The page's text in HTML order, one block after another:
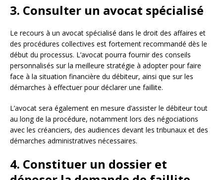
3. Consulter un avocat spécialisé
Le recours à un avocat spécialisé dans le droit des affaires et
des procédures collectives est fortement recommandé dès le
début du processus. L’avocat pourra fournir des conseils
personnalisés sur la meilleure stratégie à adopter pour faire
face à la situation financière du débiteur, ainsi que sur les
démarches à effectuer pour déclarer une faillite.
L’avocat sera également en mesure d’assister le débiteur tout
au long de la procédure, notamment lors des négociations
avec les créanciers, des audiences devant les tribunaux et des
démarches administratives nécessaires.
4. Constituer un dossier et